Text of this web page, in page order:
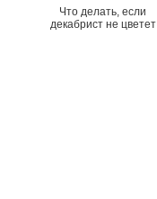
Что делать, если
декабрист не цветет